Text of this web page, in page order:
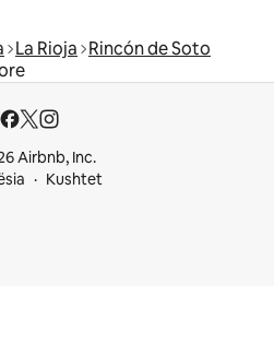
La Rioja Rincón de Soto
Airbnb, Inc.
Kushtet